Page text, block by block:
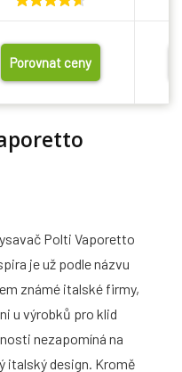
Porovnat ceny
Polti Vaporetto
je už podle názvu
známé italské firmy,
u výrobků pro klid
nezapomíná na
italský design. Kromě